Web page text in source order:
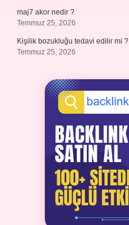
maj7 akor nedir ?
Temmuz 25, 2026
Kişilik bozukluğu tedavi edilir mi ?
Temmuz 25, 2026